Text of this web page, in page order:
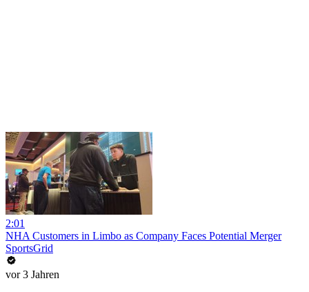
2:01
NHA Customers in Limbo as Company Faces Potential Merger
SportsGrid
vor 3 Jahren